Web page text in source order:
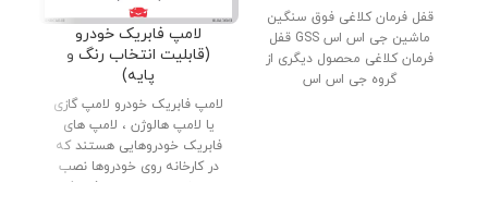
قفل فرمان کلاغی فوق سنگین
ماشین جی اس اس GSS قفل
فرمان کلاغی محصول دیگری از
گروه جی اس اس
لامپ فابریک خودرو
(قابلیت انتخاب رنگ و
پایه)
لامپ فابریک خودرو لامپ گازی
یا لامپ هالوژن ، لامپ های
فابریک خودروهایی هستند که
در کارخانه روی خودروها نصب
می شوند. لامپ های فابریک